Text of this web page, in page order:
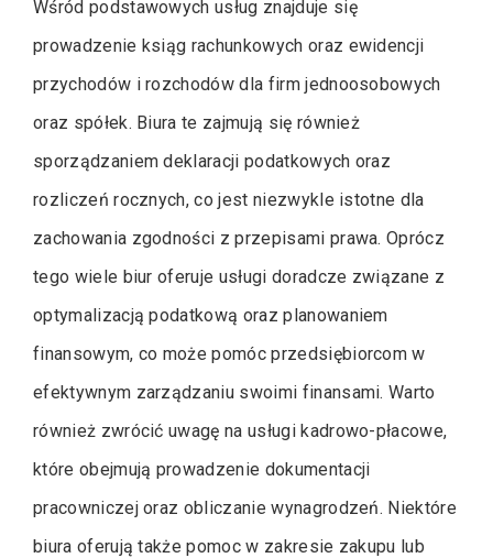
Wśród podstawowych usług znajduje się
prowadzenie ksiąg rachunkowych oraz ewidencji
przychodów i rozchodów dla firm jednoosobowych
oraz spółek. Biura te zajmują się również
sporządzaniem deklaracji podatkowych oraz
rozliczeń rocznych, co jest niezwykle istotne dla
zachowania zgodności z przepisami prawa. Oprócz
tego wiele biur oferuje usługi doradcze związane z
optymalizacją podatkową oraz planowaniem
finansowym, co może pomóc przedsiębiorcom w
efektywnym zarządzaniu swoimi finansami. Warto
również zwrócić uwagę na usługi kadrowo-płacowe,
które obejmują prowadzenie dokumentacji
pracowniczej oraz obliczanie wynagrodzeń. Niektóre
biura oferują także pomoc w zakresie zakupu lub